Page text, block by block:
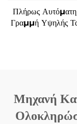
Πλήρως
Γραμμή Υψηλής
Μηχανή